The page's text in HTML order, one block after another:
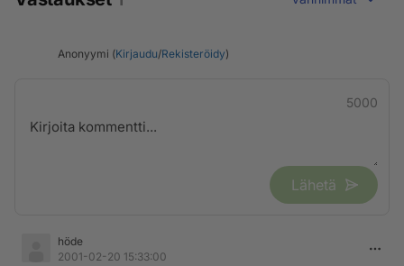
Anonyymi (Kirjaudu/Rekisteröidy)
5000
Lähetä
höde
2001-02-20 15:33:00